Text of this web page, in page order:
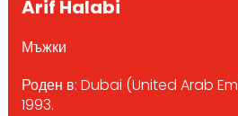
Arif Halabi
Мъжки
Роден в: Dubai (United Arab
1993.